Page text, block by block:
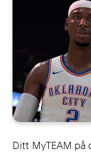
Ditt MyTEAM på